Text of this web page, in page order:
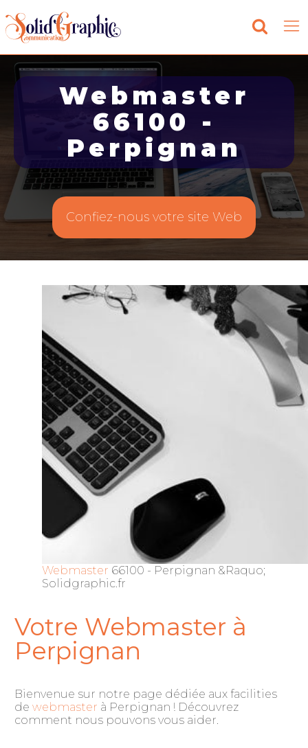
Webmaster
66100 -
Perpignan
Confiez-nous votre site Web
Webmaster 66100 - Perpignan &Raquo;
Solidgraphic.fr
Votre Webmaster à
Perpignan
Bienvenue sur notre page dédiée aux facilities
de webmaster à Perpignan ! Découvrez
comment nous pouvons vous aider.